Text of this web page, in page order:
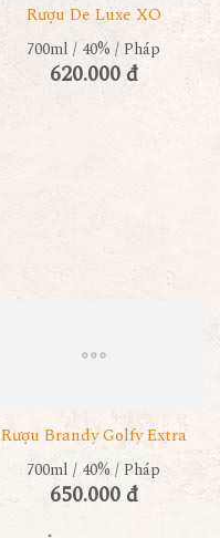
Rượu De Luxe XO
700ml / 40% / Pháp
620.000 đ
Rượu Brandy Golfy Extra
700ml / 40% / Pháp
650.000 đ